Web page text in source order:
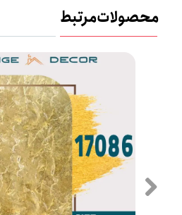
محصولات مرتبط